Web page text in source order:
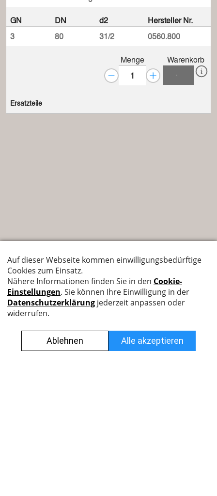
GN DN d2
Hersteller Nr.
3
80 31/2 0560.800
Menge Warenkorb
Ersatzteile
Nyffenegger Armaturen AG
Leutschenbachstrasse 38